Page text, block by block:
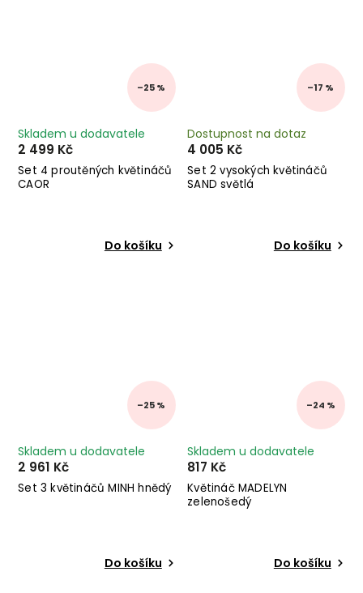
–25 %
Set 4 proutěných květináčů
CAOR
Skladem u dodavatele
2 499 Kč
Do košíku
–17 %
Set 2 vysokých květináčů
SAND světlá
Dostupnost na dotaz
4 005 Kč
Do košíku
–25 %
Set 3 květináčů MINH hnědý
Skladem u dodavatele
2 961 Kč
Do košíku
–24 %
Květináč MADELYN
zelenošedý
Skladem u dodavatele
817 Kč
Do košíku